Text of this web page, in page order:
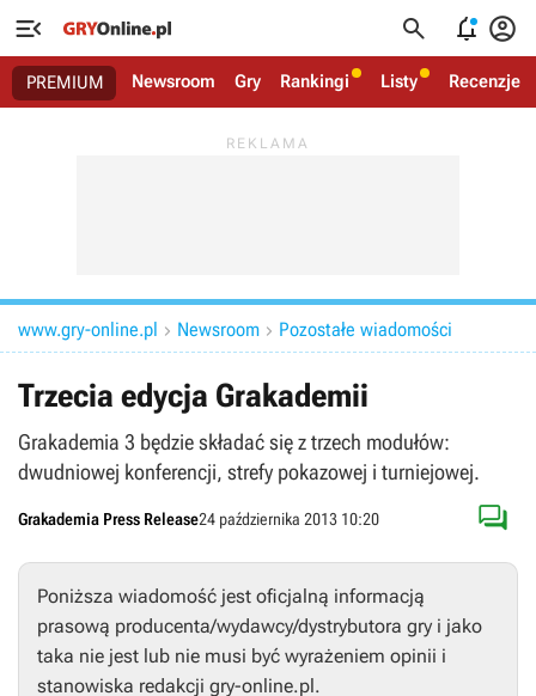
   
PREMIUM Newsroom Gry Rankingi Listy Recenzje
www.gry-online.pl  Newsroom  Pozostałe wiadomości
Trzecia edycja Grakademii
Grakademia 3 będzie składać się z trzech modułów:
dwudniowej konferencji, strefy pokazowej i turniejowej.
Grakademia Press Release24 października 2013 10:20 
Poniższa wiadomość jest oficjalną informacją
prasową producenta/wydawcy/dystrybutora gry i jako
taka nie jest lub nie musi być wyrażeniem opinii i
stanowiska redakcji gry-online.pl.